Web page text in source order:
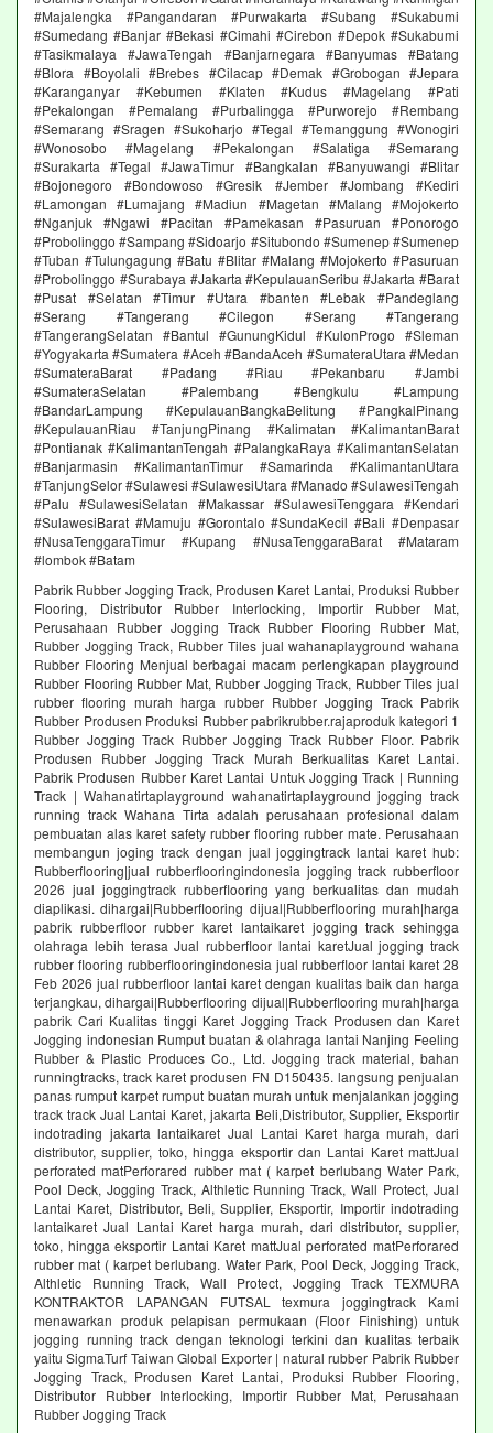
#Majalengka #Pangandaran #Purwakarta #Subang #Sukabumi
#Sumedang #Banjar #Bekasi #Cimahi #Cirebon #Depok #Sukabumi
#Tasikmalaya #JawaTengah #Banjarnegara #Banyumas #Batang
#Blora #Boyolali #Brebes #Cilacap #Demak #Grobogan #Jepara
#Karanganyar #Kebumen #Klaten #Kudus #Magelang #Pati
#Pekalongan #Pemalang #Purbalingga #Purworejo #Rembang
#Semarang #Sragen #Sukoharjo #Tegal #Temanggung #Wonogiri
#Wonosobo #Magelang #Pekalongan #Salatiga #Semarang
#Surakarta #Tegal #JawaTimur #Bangkalan #Banyuwangi #Blitar
#Bojonegoro #Bondowoso #Gresik #Jember #Jombang #Kediri
#Lamongan #Lumajang #Madiun #Magetan #Malang #Mojokerto
#Nganjuk #Ngawi #Pacitan #Pamekasan #Pasuruan #Ponorogo
#Probolinggo #Sampang #Sidoarjo #Situbondo #Sumenep #Sumenep
#Tuban #Tulungagung #Batu #Blitar #Malang #Mojokerto #Pasuruan
#Probolinggo #Surabaya #Jakarta #KepulauanSeribu #Jakarta #Barat
#Pusat #Selatan #Timur #Utara #banten #Lebak #Pandeglang
#Serang #Tangerang #Cilegon #Serang #Tangerang
#TangerangSelatan #Bantul #GunungKidul #KulonProgo #Sleman
#Yogyakarta #Sumatera #Aceh #BandaAceh #SumateraUtara #Medan
#SumateraBarat #Padang #Riau #Pekanbaru #Jambi
#SumateraSelatan #Palembang #Bengkulu #Lampung
#BandarLampung #KepulauanBangkaBelitung #PangkalPinang
#KepulauanRiau #TanjungPinang #Kalimatan #KalimantanBarat
#Pontianak #KalimantanTengah #PalangkaRaya #KalimantanSelatan
#Banjarmasin #KalimantanTimur #Samarinda #KalimantanUtara
#TanjungSelor #Sulawesi #SulawesiUtara #Manado #SulawesiTengah
#Palu #SulawesiSelatan #Makassar #SulawesiTenggara #Kendari
#SulawesiBarat #Mamuju #Gorontalo #SundaKecil #Bali #Denpasar
#NusaTenggaraTimur #Kupang #NusaTenggaraBarat #Mataram
#lombok #Batam
Pabrik Rubber Jogging Track, Produsen Karet Lantai, Produksi Rubber
Flooring, Distributor Rubber Interlocking, Importir Rubber Mat,
Perusahaan Rubber Jogging Track Rubber Flooring Rubber Mat,
Rubber Jogging Track, Rubber Tiles jual wahanaplayground wahana
Rubber Flooring Menjual berbagai macam perlengkapan playground
Rubber Flooring Rubber Mat, Rubber Jogging Track, Rubber Tiles jual
rubber flooring murah harga rubber Rubber Jogging Track Pabrik
Rubber Produsen Produksi Rubber pabrikrubber.rajaproduk kategori 1
Rubber Jogging Track Rubber Jogging Track Rubber Floor. Pabrik
Produsen Rubber Jogging Track Murah Berkualitas Karet Lantai.
Pabrik Produsen Rubber Karet Lantai Untuk Jogging Track | Running
Track | Wahanatirtaplayground wahanatirtaplayground jogging track
running track Wahana Tirta adalah perusahaan profesional dalam
pembuatan alas karet safety rubber flooring rubber mate. Perusahaan
membangun joging track dengan jual joggingtrack lantai karet hub:
Rubberflooring|jual rubberflooringindonesia jogging track rubberfloor
2026 jual joggingtrack rubberflooring yang berkualitas dan mudah
diaplikasi. dihargai|Rubberflooring dijual|Rubberflooring murah|harga
pabrik rubberfloor rubber karet lantaikaret jogging track sehingga
olahraga lebih terasa Jual rubberfloor lantai karetJual jogging track
rubber flooring rubberflooringindonesia jual rubberfloor lantai karet 28
Feb 2026 jual rubberfloor lantai karet dengan kualitas baik dan harga
terjangkau, dihargai|Rubberflooring dijual|Rubberflooring murah|harga
pabrik Cari Kualitas tinggi Karet Jogging Track Produsen dan Karet
Jogging indonesian Rumput buatan & olahraga lantai Nanjing Feeling
Rubber & Plastic Produces Co., Ltd. Jogging track material, bahan
runningtracks, track karet produsen FN D150435. langsung penjualan
panas rumput karpet rumput buatan murah untuk menjalankan jogging
track track Jual Lantai Karet, jakarta Beli,Distributor, Supplier, Eksportir
indotrading jakarta lantaikaret Jual Lantai Karet harga murah, dari
distributor, supplier, toko, hingga eksportir dan Lantai Karet mattJual
perforated matPerforared rubber mat ( karpet berlubang Water Park,
Pool Deck, Jogging Track, Althletic Running Track, Wall Protect, Jual
Lantai Karet, Distributor, Beli, Supplier, Eksportir, Importir indotrading
lantaikaret Jual Lantai Karet harga murah, dari distributor, supplier,
toko, hingga eksportir Lantai Karet mattJual perforated matPerforared
rubber mat ( karpet berlubang. Water Park, Pool Deck, Jogging Track,
Althletic Running Track, Wall Protect, Jogging Track TEXMURA
KONTRAKTOR LAPANGAN FUTSAL texmura joggingtrack Kami
menawarkan produk pelapisan permukaan (Floor Finishing) untuk
jogging running track dengan teknologi terkini dan kualitas terbaik
yaitu SigmaTurf Taiwan Global Exporter | natural rubber Pabrik Rubber
Jogging Track, Produsen Karet Lantai, Produksi Rubber Flooring,
Distributor Rubber Interlocking, Importir Rubber Mat, Perusahaan
Rubber Jogging Track